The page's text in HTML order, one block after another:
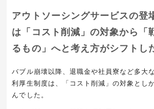
アウトソーシングサービスの登
は「コスト削減」の対象から「
るもの」へと考え方がシフトし
バブル崩壊以降、退職金や社員寮など多大
利厚生制度は、「コスト削減」の対象とし
んでした。